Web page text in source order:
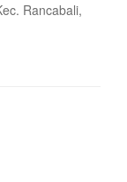
Rancabali,